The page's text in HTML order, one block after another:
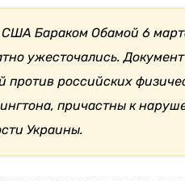
США Бараком Обамой 6
ужесточались. Документ
против российских
причастны к
Украины.